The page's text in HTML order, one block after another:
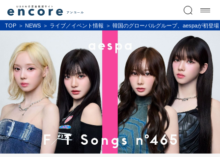
TOP NEWS ライブ／イベント情報 韓国のグローバルグループ、aespaが初登